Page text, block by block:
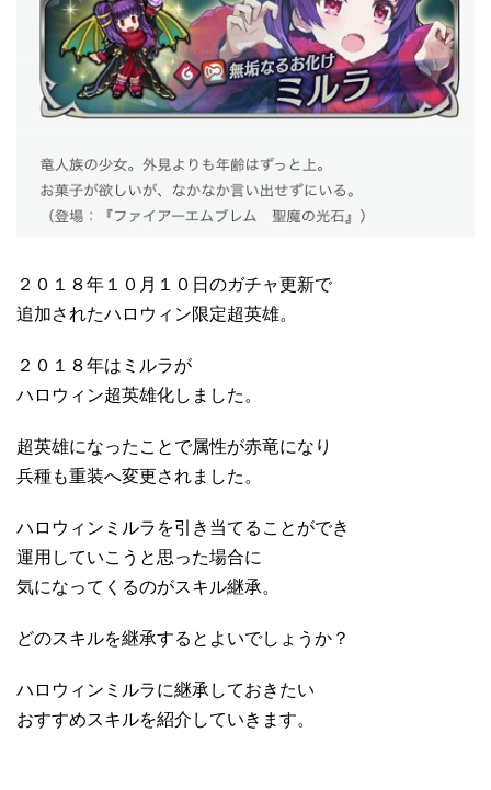
２０１８年１０月１０日のガチャ更新で
追加されたハロウィン限定超英雄。
２０１８年はミルラが
ハロウィン超英雄化しました。
超英雄になったことで属性が赤竜になり
兵種も重装へ変更されました。
ハロウィンミルラを引き当てることができ
運用していこうと思った場合に
気になってくるのがスキル継承。
どのスキルを継承するとよいでしょうか？
ハロウィンミルラに継承しておきたい
おすすめスキルを紹介していきます。